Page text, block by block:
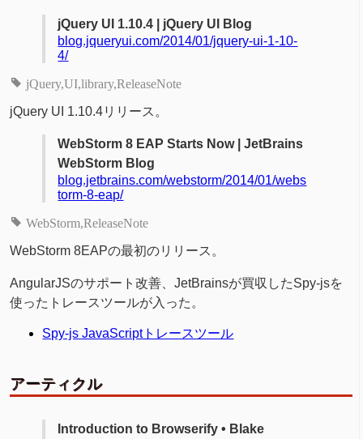
jQuery UI 1.10.4 | jQuery UI Blog
blog.jqueryui.com/2014/01/jquery-ui-1-10-
4/
jQuery UI library ReleaseNote
jQuery UI 1.10.4リリース。
WebStorm 8 EAP Starts Now | JetBrains
WebStorm Blog
blog.jetbrains.com/webstorm/2014/01/webs
torm-8-eap/
WebStorm ReleaseNote
WebStorm 8EAPの最初のリリース。
AngularJSのサポート改善、JetBrainsが買収したSpy-jsを
使ったトレースツールが入った。
Spy-js JavaScriptトレースツール
アーティクル
Introduction to Browserify • Blake